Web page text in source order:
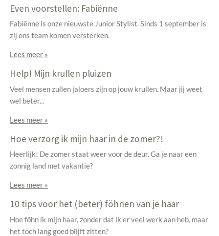
Even voorstellen: Fabiënne
Fabiënne is onze nieuwste Junior Stylist. Sinds 1 september is
zij ons team komen versterken.
Lees meer »
Help! Mijn krullen pluizen
Veel mensen zullen jaloers zijn op jouw krullen. Maar jij weet
wel beter...
Lees meer »
Hoe verzorg ik mijn haar in de zomer?!
Heerlijk! De zomer staat weer voor de deur. Ga je naar een
zonnig land met vakantie?
Lees meer »
10 tips voor het (beter) föhnen van je haar
Hoe föhn ik mijn haar, zonder dat ik er veel werk aan heb, maar
het toch lang goed blijft zitten?